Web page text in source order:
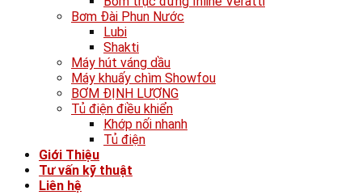
Bơm Đài Phun Nước
Lubi
Shakti
Máy hút váng dầu
Máy khuấy chìm Showfou
BƠM ĐỊNH LƯỢNG
Tủ điện điều khiển
Khớp nối nhanh
Tủ điện
Giới Thiệu
Tư vấn kỹ thuật
Liên hệ